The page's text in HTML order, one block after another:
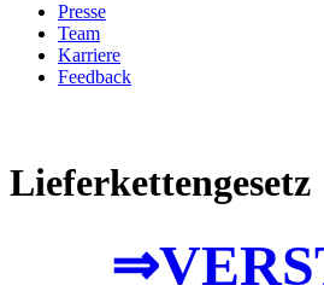
Presse
Team
Karriere
Feedback
Lieferkettengesetz